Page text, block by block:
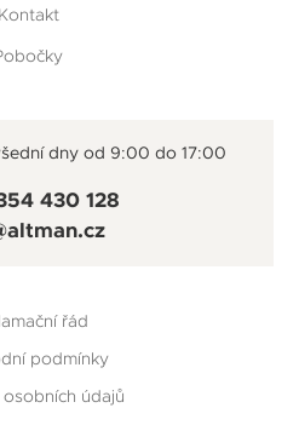
Kontakt
dny od 9:00 do 17:00
430 128
řád
podmínky
údajů